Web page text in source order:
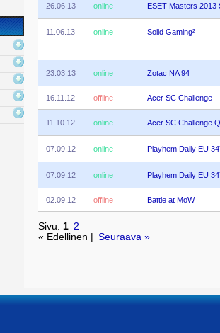
26.06.13 online ESET Masters 2013
11.06.13 online Solid Gaming²
23.03.13 online Zotac NA 94
16.11.12 offline Acer SC Challenge
11.10.12 online Acer SC Challenge
07.09.12 online Playhem Daily EU
07.09.12 online Playhem Daily EU
02.09.12 offline Battle at MoW
Sivu: 1 2
« Edellinen |
Seuraava »